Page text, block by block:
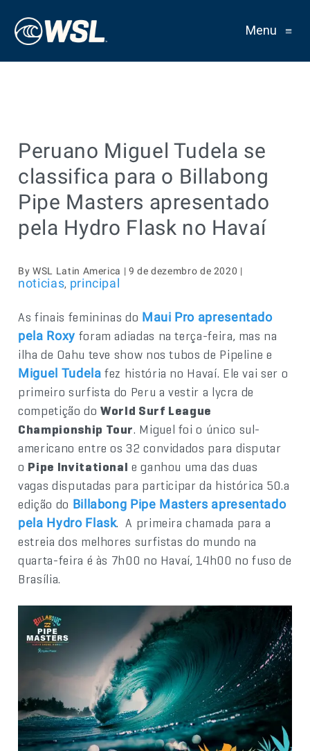
Menu ≡
Peruano Miguel Tudela se
classifica para o Billabong
Pipe Masters apresentado
pela Hydro Flask no Havaí
By WSL Latin America | 9 de dezembro de 2020 |
noticias, principal
As finais femininas do Maui Pro apresentado
pela Roxy foram adiadas na terça-feira, mas na
ilha de Oahu teve show nos tubos de Pipeline e
Miguel Tudela fez história no Havaí. Ele vai ser o
primeiro surfista do Peru a vestir a lycra de
competição doWorld Surf League
Championship Tour. Miguel foi o único sul-
americano entre os 32 convidados para disputar
o Pipe Invitational e ganhou uma das duas
vagas disputadas para participar da histórica 50.a
edição do Billabong Pipe Masters apresentado
pela Hydro Flask. A primeira chamada para a
estreia dos melhores surfistas do mundo na
quarta-feira é às 7h00 no Havaí, 14h00 no fuso de
Brasília.